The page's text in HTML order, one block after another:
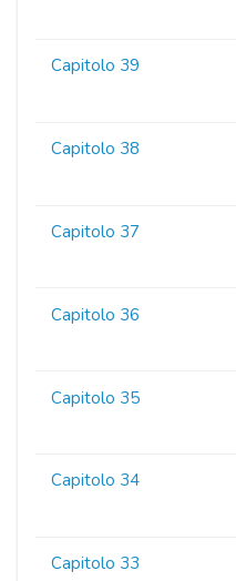
Capitolo 39
Capitolo 38
Capitolo 37
Capitolo 36
Capitolo 35
Capitolo 34
Capitolo 33